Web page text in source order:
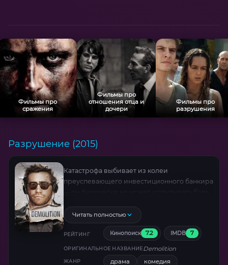
Фильмы про
сражения
Фильмы про
отношения отца и
дочери
Фильмы про
разрушения
Разрушение (2015)
Катастрофа выбивает из колеи
преуспевающего инвестиционного банкира
маниакальное желание демонтировать мир
вокруг: вскрывает сломанные приборы,
крушит офисные перегородки, а однажды
получает загадочный подарок — настоящий
бульдозер. Судьбоносную роль сыграют
Читать полностью
РЕЙТИНГ Кинопоиск 7.2 IMDB 7
ОРИГИНАЛЬНОЕ НАЗВАНИЕDemolition
ЖАНР драма комедия